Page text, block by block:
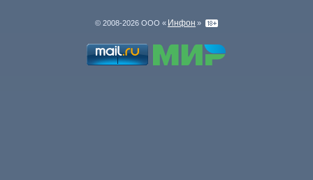
© 2008-2026 ООО « Инфон »